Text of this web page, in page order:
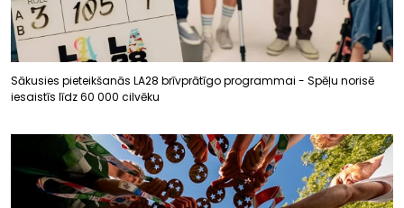
Sākusies pieteikšanās LA28 brīvprātīgo programmai - Spēļu norisē
iesaistīs līdz 60 000 cilvēku